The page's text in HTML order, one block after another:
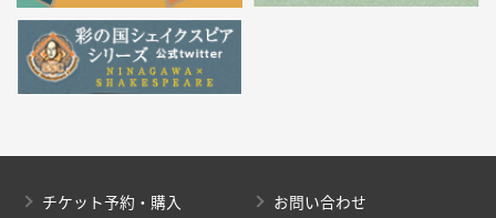
チケット予約・購入 お問い合わせ